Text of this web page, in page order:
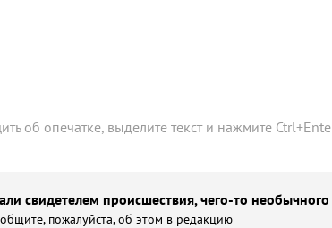
об опечатке, выделите текст и нажмите Ctrl+
свидетелем происшествия, чего-то
пожалуйста, об этом в редакцию